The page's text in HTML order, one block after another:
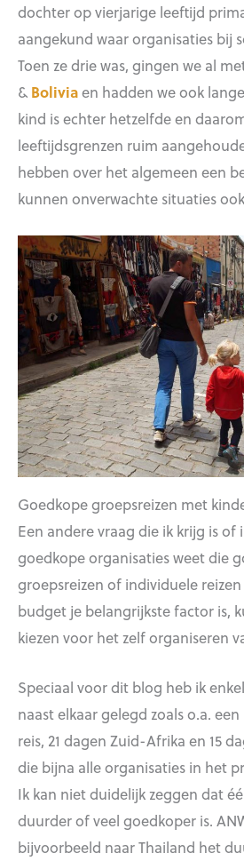
dochter op vierjarige leeftijd
aangekund waar organisaties bij
Toen ze drie was, gingen we al
& Boliviaen hadden we ook
kind is echter hetzelfde en
leeftijdsgrenzen ruim
hebben over het algemeen een
kunnen onverwachte situaties
Goedkope groepsreizen met
Een andere vraag die ik krijg is of
goedkope organisaties weet die
groepsreizen of individuele
budget je belangrijkste factor is,
kiezen voor het zelf organiseren
Speciaal voor dit blog heb ik
naast elkaar gelegd zoals o.a.
reis, 21 dagen Zuid-Afrika en 15
die bijna alle organisaties in het
Ik kan niet duidelijk zeggen dat
duurder of veel goedkoper is.
bijvoorbeeld naar Thailand het